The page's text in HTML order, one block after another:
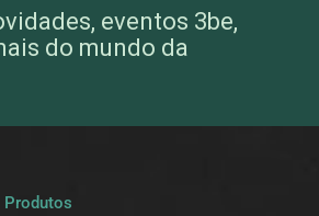
eventos 3be,
do mundo da
Produtos